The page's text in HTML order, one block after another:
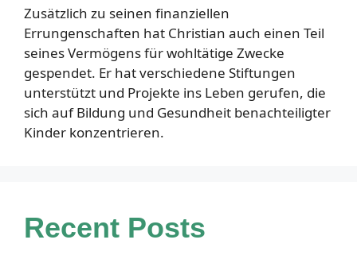
Zusätzlich zu seinen finanziellen
Errungenschaften hat Christian auch einen Teil
seines Vermögens für wohltätige Zwecke
gespendet. Er hat verschiedene Stiftungen
unterstützt und Projekte ins Leben gerufen, die
sich auf Bildung und Gesundheit benachteiligter
Kinder konzentrieren.
Recent Posts